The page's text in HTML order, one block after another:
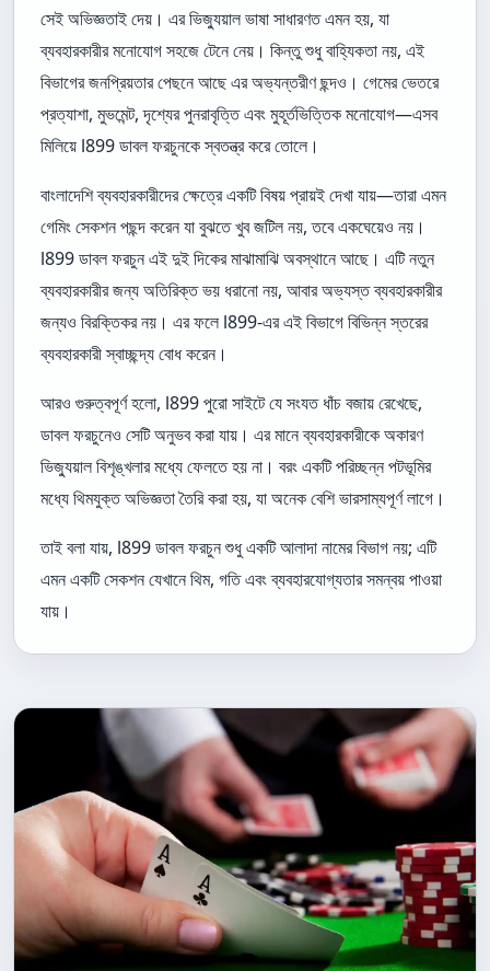
সেই অভিজ্ঞতাই দেয়। এর ভিজ্যুয়াল ভাষা সাধারণত এমন হয়, যা
ব্যবহারকারীর মনোযোগ সহজে টেনে নেয়। কিন্তু শুধু বাহ্যিকতা নয়, এই
বিভাগের জনপ্রিয়তার পেছনে আছে এর অভ্যন্তরীণ ছন্দও। গেমের ভেতরে
প্রত্যাশা, মুভমেন্ট, দৃশ্যের পুনরাবৃত্তি এবং মুহূর্তভিত্তিক মনোযোগ—এসব
মিলিয়ে l899 ডাবল ফরচুনকে স্বতন্ত্র করে তোলে।
বাংলাদেশি ব্যবহারকারীদের ক্ষেত্রে একটি বিষয় প্রায়ই দেখা যায়—তারা এমন
গেমিং সেকশন পছন্দ করেন যা বুঝতে খুব জটিল নয়, তবে একঘেয়েও নয়।
l899 ডাবল ফরচুন এই দুই দিকের মাঝামাঝি অবস্থানে আছে। এটি নতুন
ব্যবহারকারীর জন্য অতিরিক্ত ভয় ধরানো নয়, আবার অভ্যস্ত ব্যবহারকারীর
জন্যও বিরক্তিকর নয়। এর ফলে l899-এর এই বিভাগে বিভিন্ন স্তরের
ব্যবহারকারী স্বাচ্ছন্দ্য বোধ করেন।
আরও গুরুত্বপূর্ণ হলো, l899 পুরো সাইটে যে সংযত ধাঁচ বজায় রেখেছে,
ডাবল ফরচুনেও সেটি অনুভব করা যায়। এর মানে ব্যবহারকারীকে অকারণ
ভিজ্যুয়াল বিশৃঙ্খলার মধ্যে ফেলতে হয় না। বরং একটি পরিচ্ছন্ন পটভূমির
মধ্যে থিমযুক্ত অভিজ্ঞতা তৈরি করা হয়, যা অনেক বেশি ভারসাম্যপূর্ণ লাগে।
তাই বলা যায়, l899 ডাবল ফরচুন শুধু একটি আলাদা নামের বিভাগ নয়; এটি
এমন একটি সেকশন যেখানে থিম, গতি এবং ব্যবহারযোগ্যতার সমন্বয় পাওয়া
যায়।